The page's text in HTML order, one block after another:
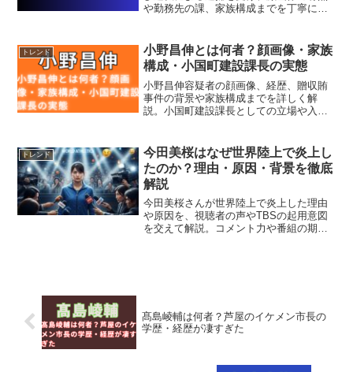
や勤務先の課、家族構成までを丁寧に解
トレンド
小野昌伸とは何者？顔画像・家族
構成・小国町建設課長の実態
小野昌伸容疑者の顔画像、経歴、贈収賄
事件の背景や家族構成までを詳しく解
説。小国町建設課長としての立場や入札
トレンド
今田美桜はなぜ世界陸上で炎上し
たのか？理由・原因・背景を徹底
解説
今田美桜さんが世界陸上で炎上した理由
や原因を、視聴者の声やTBSの起用意図
を交えて解説。コメント力や番組の期待
髙島崚輔は何者？芦屋のイケメン市長の
学歴・経歴が凄すぎた